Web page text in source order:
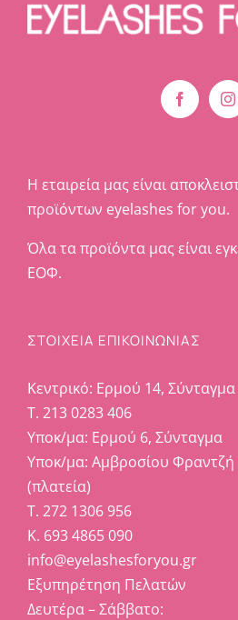
Η εταιρεία μας είναι
προϊόντων eyelashes for you.
Όλα τα προϊόντα μας είναι
ΕΟΦ.
ΣΤΟΙΧΕΊΑ ΕΠΙΚΟΙΝΩΝΊΑΣ
Κεντρικό: Ερμού 14, Σύνταγμα
Τ. 213 0283 406
Υποκ/μα: Ερμού 6, Σύνταγμα
Υποκ/μα: Αμβροσίου
(πλατεία)
Τ. 272 1306 956
Κ. 693 4865 090
info@eyelashesforyou.gr
Εξυπηρέτηση Πελατών
Δευτέρα – Σάββατο: